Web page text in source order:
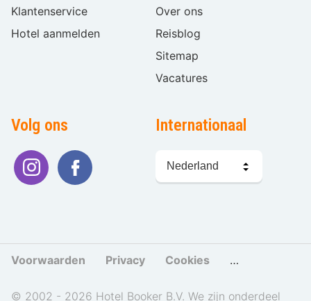
Klantenservice
Hotel aanmelden
Over ons
Reisblog
Sitemap
Vacatures
Volg ons Internationaal
kiezen
Voorwaarden Privacy Cookies Cookies
© 2002 - 2026 Hotel Booker B.V. We zijn onderdeel